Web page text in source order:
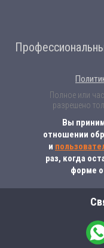
Полное или
разрешено
Вы
отношении
и
раз, когда
форме